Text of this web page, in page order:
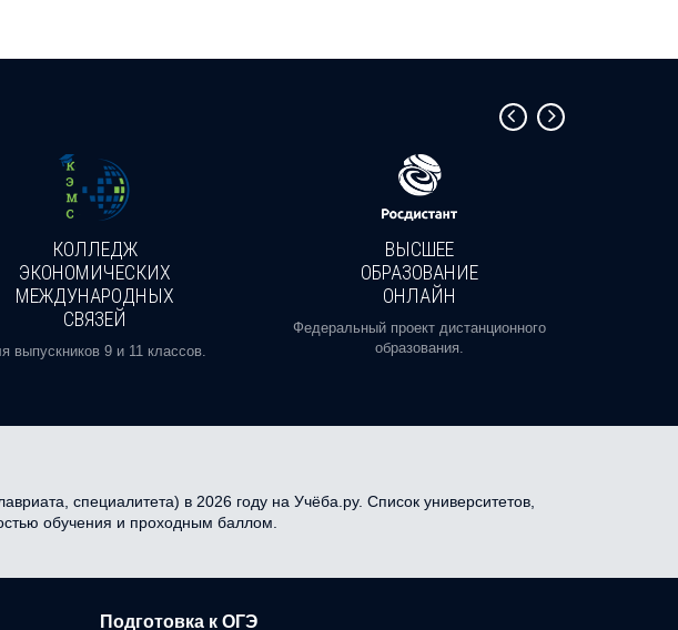
КОЛЛЕДЖ
ЭКОНОМИЧЕСКИХ
МЕЖДУНАРОДНЫХ
СВЯЗЕЙ
выпускников 9 и 11 классов.
ВЫСШЕЕ
ОБРАЗОВАНИЕ
ОНЛАЙН
Федеральный проект дистанционного
образования.
специалитета) в 2026 году на Учёба.ру. Список университетов,
обучения и проходным баллом.
Подготовка к ОГЭ